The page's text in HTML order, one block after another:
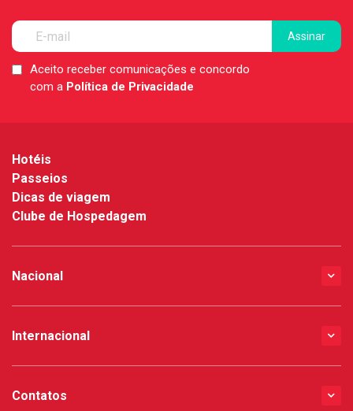
LGPDAceito receber comunicações e concordo
com a Política de Privacidade
Hotéis
Passeios
Dicas de viagem
Clube de Hospedagem
Nacional
Internacional
Contatos